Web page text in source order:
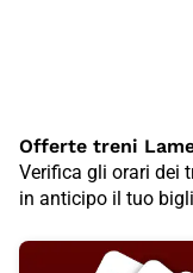
Offerte treni
Verifica gli orari dei
in anticipo il tuo